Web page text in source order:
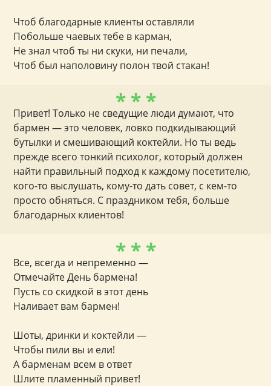
Чтоб благодарные клиенты оставляли
Побольше чаевых тебе в карман,
Не знал чтоб ты ни скуки, ни печали,
Чтоб был наполовину полон твой стакан!
* * *
Привет! Только не сведущие люди думают, что
бармен — это человек, ловко подкидывающий
бутылки и смешивающий коктейли. Но ты ведь
прежде всего тонкий психолог, который должен
найти правильный подход к каждому посетителю,
кого-то выслушать, кому-то дать совет, с кем-то
просто обняться. С праздником тебя, больше
благодарных клиентов!
* * *
Все, всегда и непременно —
Отмечайте День бармена!
Пусть со скидкой в этот день
Наливает вам бармен!
Шоты, дринки и коктейли —
Чтобы пили вы и ели!
А барменам всем в ответ
Шлите пламенный привет!